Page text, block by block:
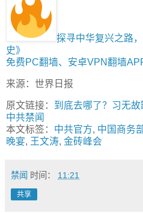
探寻中华复兴之路
史》
免费PC翻墙、安卓VPN翻墙
来源：世界日报
原文链接： 到底去哪了？习无
中共禁闻
本文标签： 中共官方, 中国商务
晚宴, 王文涛, 金砖峰会
禁闻 时间： 11:21
共享